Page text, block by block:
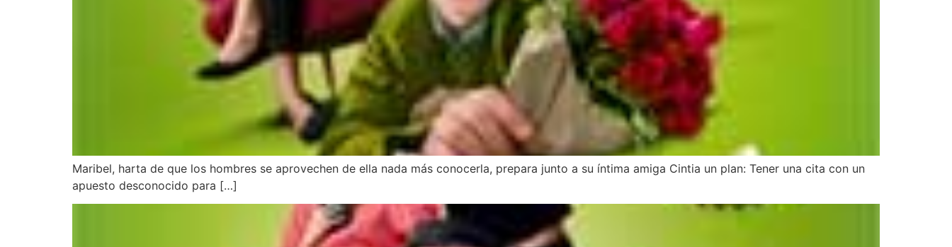
Maribel, harta de que los hombres se aprovechen de ella nada más conocerla, prepara junto a su íntima amiga Cintia un plan: Tener una cita con un
apuesto desconocido para […]